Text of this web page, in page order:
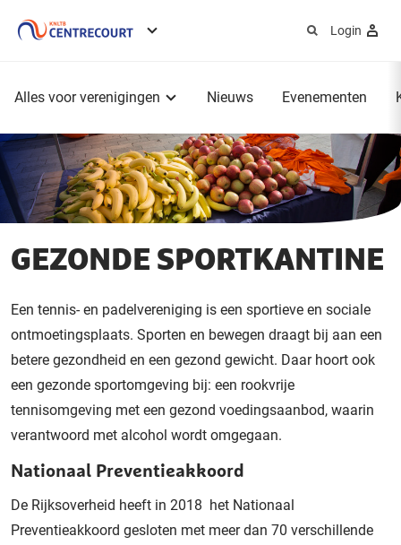
Login
Alles voor verenigingen Nieuws Evenementen
GEZONDE SPORTKANTINE
Een tennis- en padelvereniging is een sportieve en sociale
ontmoetingsplaats. Sporten en bewegen draagt bij aan een
betere gezondheid en een gezond gewicht. Daar hoort ook
een gezonde sportomgeving bij: een rookvrije
tennisomgeving met een gezond voedingsaanbod, waarin
verantwoord met alcohol wordt omgegaan.
Nationaal Preventieakkoord
De Rijksoverheid heeft in 2018 het Nationaal
Preventieakkoord gesloten met meer dan 70 verschillende